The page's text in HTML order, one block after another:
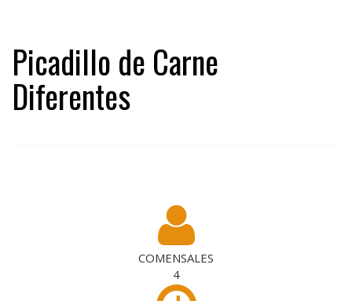
Picadillo de Carne
Diferentes
COMENSALES
4